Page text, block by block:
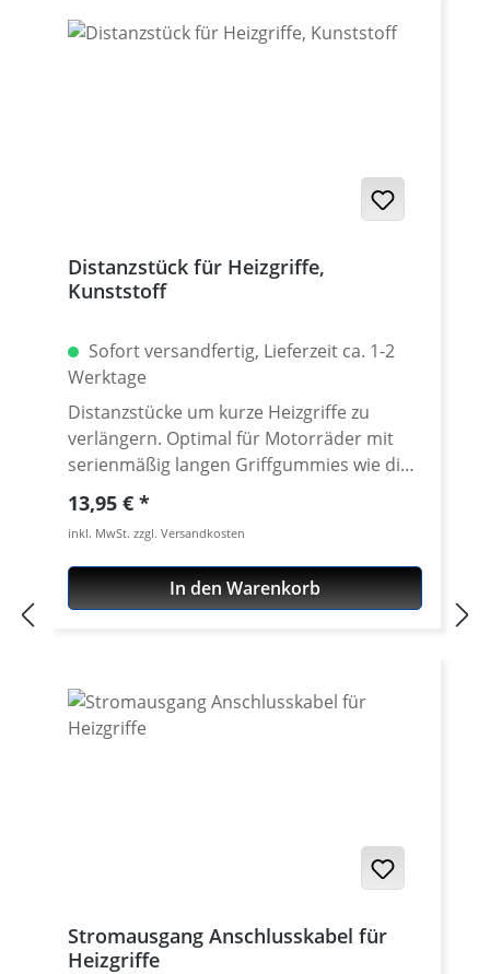
Distanzstück für Heizgriffe,
Kunststoff
Sofort versandfertig, Lieferzeit ca. 1-2
Werktage
Distanzstücke um kurze Heizgriffe zu
verlängern. Optimal für Motorräder mit
serienmäßig langen Griffgummies wie die
Yamaha Tenere 700 (2019 - 2024) oder
Yamaha XT-1200Z/ZE. 20 mm lang für
Heizgriffe mit 120 mm länge Material:
Kunststoff, schwarz
Regulärer Preis:
13,95 €
inkl. MwSt. zzgl. Versandkosten
In den Warenkorb
Stromausgang Anschlusskabel für
Heizgriffe